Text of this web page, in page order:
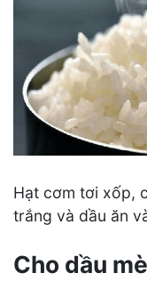
Hạt cơm tơi xốp,
trắng và dầu ăn
Cho dầu